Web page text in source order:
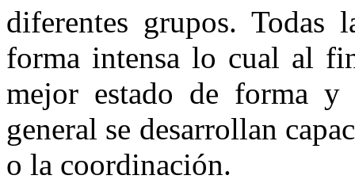
diferentes grupos. Todas
forma intensa lo cual al
mejor estado de forma y
general se desarrollan
o la coordinación.